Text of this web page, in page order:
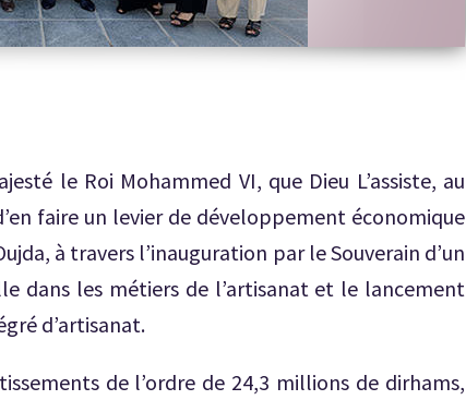
le Roi Mohammed VI, que Dieu L’assiste, au
faire un levier de développement économique
à travers l’inauguration par le Souverain d’un
dans les métiers de l’artisanat et le lancement
d’artisanat.
de l’ordre de 24,3 millions de dirhams,